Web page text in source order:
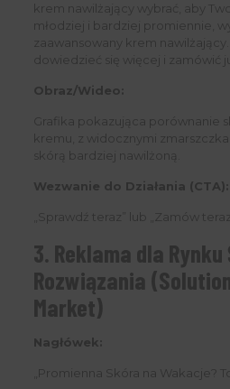
krem nawilżający wybrać, aby
młodziej i bardziej promiennie,
zaawansowany krem
dowiedzieć się więcej i zamówić
Obraz/Wideo:
Grafika pokazująca porównanie
kremu, z widocznymi
skórą bardziej nawilżoną.
Wezwanie do Działania (CTA):
„Sprawdź teraz” lub „Zamów teraz”
3. Reklama dla
Rozwiązania
Market)
Nagłówek:
„Promienna Skóra na Wakacje?